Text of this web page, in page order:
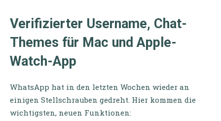
Verifizierter Username, Chat-
Themes für Mac und Apple-
Watch-App
WhatsApp hat in den letzten Wochen wieder an
einigen Stellschrauben gedreht. Hier kommen die
wichtigsten, neuen Funktionen: